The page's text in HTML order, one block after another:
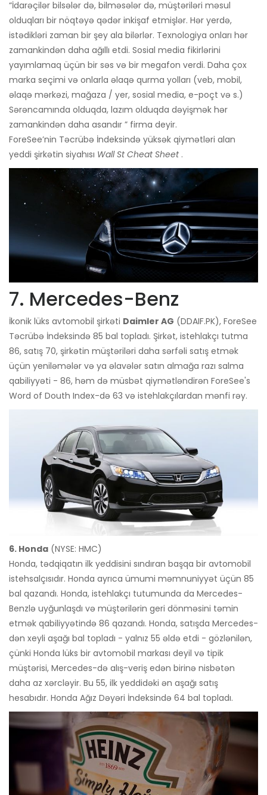
“İdarəçilər bilsələr də, bilməsələr də, müştəriləri məsul
olduqları bir nöqtəyə qədər inkişaf etmişlər. Hər yerdə,
istədikləri zaman bir şey ala bilərlər. Texnologiya onları hər
zamankindən daha ağıllı etdi. Sosial media fikirlərini
yayımlamaq üçün bir səs və bir megafon verdi. Daha çox
marka seçimi və onlarla əlaqə qurma yolları (veb, mobil,
əlaqə mərkəzi, mağaza / yer, sosial media, e-poçt və s.)
Sərəncamında olduqda, lazım olduqda dəyişmək hər
zamankindən daha asandır ” firma deyir.
ForeSee’nin Təcrübə İndeksində yüksək qiymətləri alan
yeddi şirkətin siyahısı Wall St Cheat Sheet.
7. Mercedes-Benz
İkonik lüks avtomobil şirkəti Daimler AG (DDAIF.PK), ForeSee
Təcrübə İndeksində 85 bal topladı. Şirkət, istehlakçı tutma
86, satış 70, şirkətin müştəriləri daha sərfəli satış etmək
üçün yeniləmələr və ya əlavələr satın almağa razı salma
qabiliyyəti - 86, həm də müsbət qiymətləndirən ForeSee's
Word of Douth Index-də 63 və istehlakçılardan mənfi rəy.
6. Honda (NYSE: HMC)
Honda, tədqiqatın ilk yeddisini sındıran başqa bir avtomobil
istehsalçısıdır. Honda ayrıca ümumi məmnuniyyət üçün 85
bal qazandı. Honda, istehlakçı tutumunda da Mercedes-
Benzlə uyğunlaşdı və müştərilərin geri dönməsini təmin
etmək qabiliyyətində 86 qazandı. Honda, satışda Mercedes-
dən xeyli aşağı bal topladı - yalnız 55 əldə etdi - gözlənilən,
çünki Honda lüks bir avtomobil markası deyil və tipik
müştərisi, Mercedes-də alış-veriş edən birinə nisbətən
daha az xərcləyir. Bu 55, ilk yeddidəki ən aşağı satış
hesabıdır. Honda Ağız Dəyəri İndeksində 64 bal topladı.